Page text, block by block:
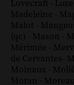
Lovecraft -
Madeleine -
Malot -
(qc) - Mason -
Mérimée -
de Cervantes-
Moinaux -
Moran - Moreau